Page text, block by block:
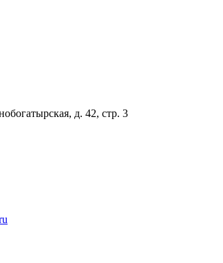
д. 42, стр. 3